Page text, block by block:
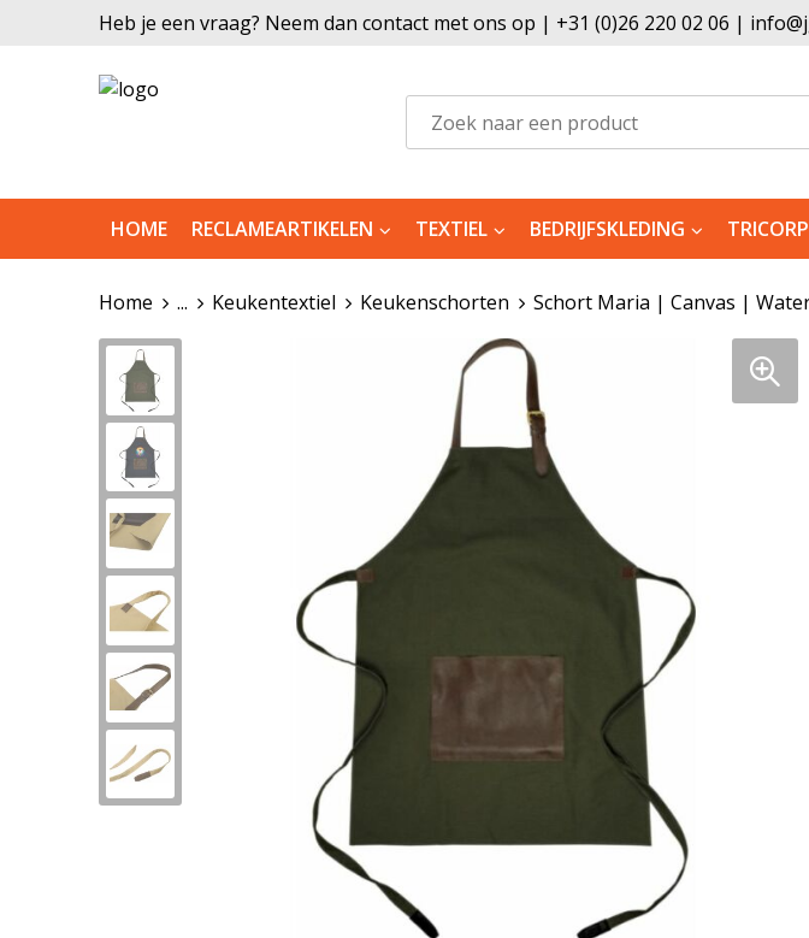
Heb je een vraag? Neem dan contact met ons op | +31 (0)26 220 02 06 |
HOME RECLAMEARTIKELEN TEXTIEL BEDRIJFSKLEDING TRICORP
Home ... Keukentextiel Keukenschorten Schort Maria | Canvas |